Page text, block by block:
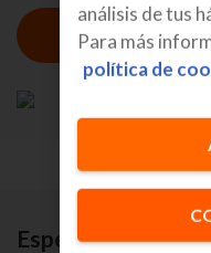
Especificaciones
análisis de tus
Para más
política de